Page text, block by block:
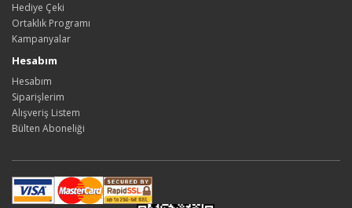
Hediye Çeki
Ortaklık Programı
Kampanyalar
Hesabım
Hesabım
Siparişlerim
Alışveriş Listem
Bülten Aboneliği